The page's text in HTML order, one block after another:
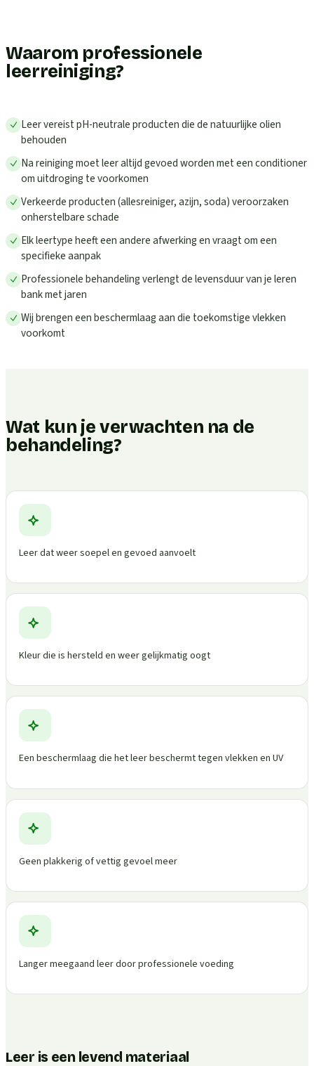
Waarom professionele
leerreiniging?
Leer vereist pH-neutrale producten die de natuurlijke olien
behouden
Na reiniging moet leer altijd gevoed worden met een conditioner
om uitdroging te voorkomen
Verkeerde producten (allesreiniger, azijn, soda) veroorzaken
onherstelbare schade
Elk leertype heeft een andere afwerking en vraagt om een
specifieke aanpak
Professionele behandeling verlengt de levensduur van je leren
bank met jaren
Wij brengen een beschermlaag aan die toekomstige vlekken
voorkomt
Wat kun je verwachten na de
behandeling?
Leer dat weer soepel en gevoed aanvoelt
Kleur die is hersteld en weer gelijkmatig oogt
Een beschermlaag die het leer beschermt tegen vlekken en UV
Geen plakkerig of vettig gevoel meer
Langer meegaand leer door professionele voeding
Leer is een levend materiaal